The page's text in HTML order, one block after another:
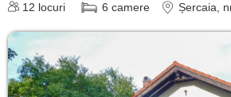
12 locuri 6 camere Șercaia ,
contact
login